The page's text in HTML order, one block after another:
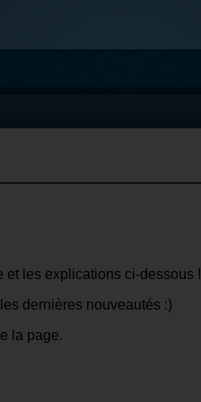
et les explications ci-dessous !
dernières nouveautés :)
la page.